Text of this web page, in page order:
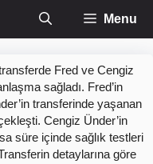
Menu
Fred ve Cengiz
sağladı. Fred’in
transferinde yaşanan
Cengiz Ünder’in
süre içinde sağlık testleri
detaylarına göre